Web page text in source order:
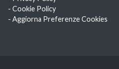
- Cookie Policy
- Aggiorna Preferenze Cookies